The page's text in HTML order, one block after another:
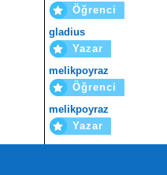
Öğrenci
gladius
Yazar
melikpoyraz
Öğrenci
melikpoyraz
Yazar